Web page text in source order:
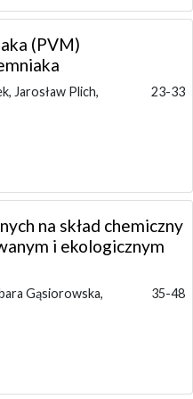
(PVM)
Jarosław Plich,
23-33
na skład chemiczny
i ekologicznym
Gąsiorowska,
35-48